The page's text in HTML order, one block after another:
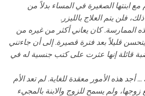
ابنتها الصغيرة في المساء بدلاً من
فلن يتم العلاج بالليزر.
الممارسة. كان يعاني أكثر من غيره من
قليلاً بعد فترة قصيرة. إلى أن جاءتني
قائلة إنها عثرت على كتب جنسية له في
هذه الأمور معقدة للغاية. لم تعد الأم
زوجها، ولم يسمح للزوج والابنة بالمجيء